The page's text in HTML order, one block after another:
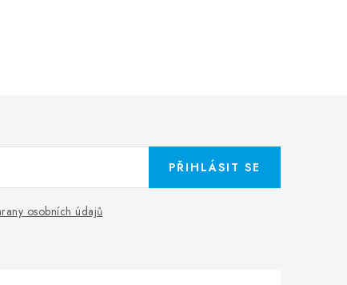
osobních údajů
PŘIHLÁSIT SE